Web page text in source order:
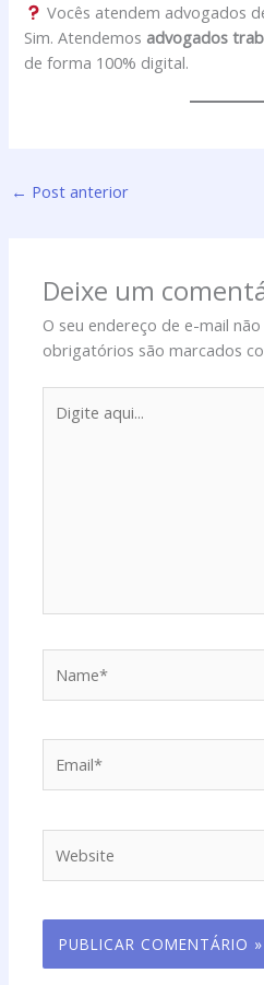
Vocês atendem advogados
Sim. Atendemos advogados
de forma 100% digital.
← Post anterior
Deixe um
O seu endereço de e-mail
obrigatórios são marcados
aqui...